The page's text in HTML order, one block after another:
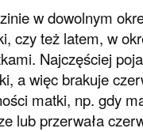
w dowolnym
czy też latem, w
Najczęściej
a więc brakuje
matki, np. gdy
lub przerwała